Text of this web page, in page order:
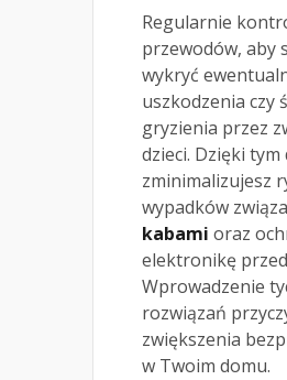
Regularnie
przewodów, aby
wykryć
uszkodzenia czy
gryzienia przez
dzieci. Dzięki tym
zminimalizujesz
wypadków
kabami oraz
elektronikę
Wprowadzenie
rozwiązań
zwiększenia
w Twoim domu.